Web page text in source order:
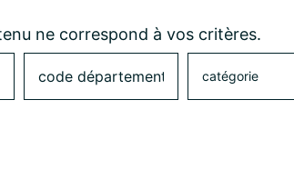
ne correspond à vos critères.